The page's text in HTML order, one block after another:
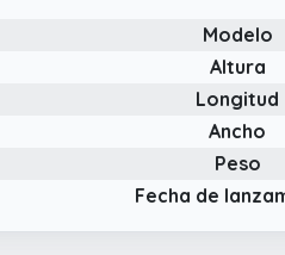
Modelo
Altura
Longitud
Ancho
Peso
Fecha de